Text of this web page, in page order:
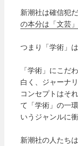
新潮社は確信犯
の本分は「文芸
つまり「学術」
「学術」にこだ
白く、ジャーナ
コンセプトはそ
て「学術」の一
いうジャンルに
新潮社の人たち